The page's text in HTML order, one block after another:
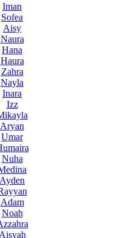
Iman
Sofea
Aisy
Naura
Hana
Haura
Zahra
Nayla
Inara
Izz
Aryan
Umar
Nuha
Ayden
Adam
Noah
Aisyah